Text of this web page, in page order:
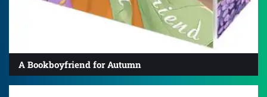
A Bookboyfriend for Autumn